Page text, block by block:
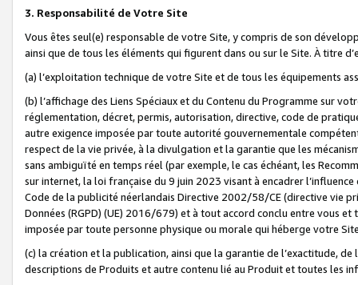
3. Responsabilité de Votre Site
Vous êtes seul(e) responsable de votre Site, y compris de son
ainsi que de tous les éléments qui figurent dans ou sur le Site. À titre
(a) l’exploitation technique de votre Site et de tous les équipements
(b) l’affichage des Liens Spéciaux et du Contenu du Programme sur
réglementation, décret, permis, autorisation, directive, code de
autre exigence imposée par toute autorité gouvernementale
respect de la vie privée, à la divulgation et la garantie que les
sans ambiguïté en temps réel (par exemple, le cas échéant, les
sur internet, la loi française du 9 juin 2023 visant à encadrer
Code de la publicité néerlandais Directive 2002/58/CE (directive vie
Données (RGPD) (UE) 2016/679) et à tout accord conclu entre vous
imposée par toute personne physique ou morale qui héberge votre
(c) la création et la publication, ainsi que la garantie de l’exactitude,
descriptions de Produits et autre contenu lié au Produit et toutes les